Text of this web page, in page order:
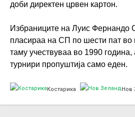
доби директен црвен картон.
Избраниците на Луис Фернандо
пласираа на СП по шести пат во
таму учествуваа во 1990 година,
турнири пропуштија само еден.
Костарика Нов